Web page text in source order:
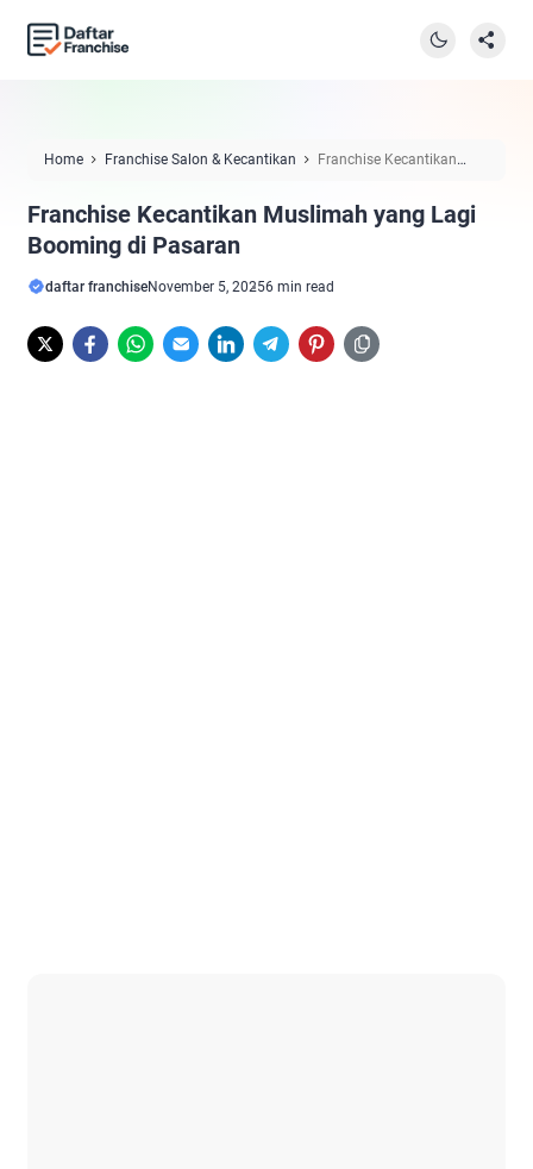
Home Franchise Salon & Kecantikan
Franchise Kecantikan
Franchise Kecantikan Muslimah yang Lagi
Booming di Pasaran
daftar franchiseNovember 5, 20256 min read